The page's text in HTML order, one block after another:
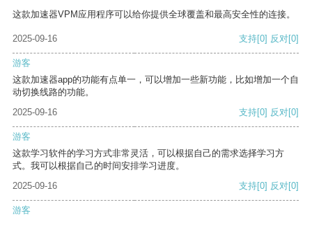
这款加速器VPM应用程序可以给你提供全球覆盖和最高安全性的连接。
2025-09-16 支持[0] 反对[0]
游客
这款加速器app的功能有点单一，可以增加一些新功能，比如增加一个自
动切换线路的功能。
2025-09-16
支持[0] 反对[0]
游客
这款学习软件的学习方式非常灵活，可以根据自己的需求选择学习方
式。我可以根据自己的时间安排学习进度。
2025-09-16
支持[0] 反对[0]
游客